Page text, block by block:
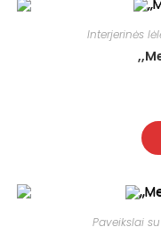
Interjerinės
Paveikslai